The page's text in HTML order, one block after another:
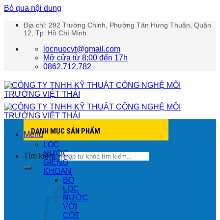
Bỏ qua nội dung
Địa chỉ: 292 Trường Chinh, Phường Tân Hưng Thuận, Quận
12, Tp. Hồ Chí Minh
locnuocvt@gmail.com
Mở cửa từ 8:00 đến 17h
0862.712.782
Menu
Tìm kiếm:
DANH MỤC SẢN PHẨM
LỌC
NƯỚC
GIẾNG
KHOAN
BỘ
LỌC
NƯỚC
VỚI
CỘT